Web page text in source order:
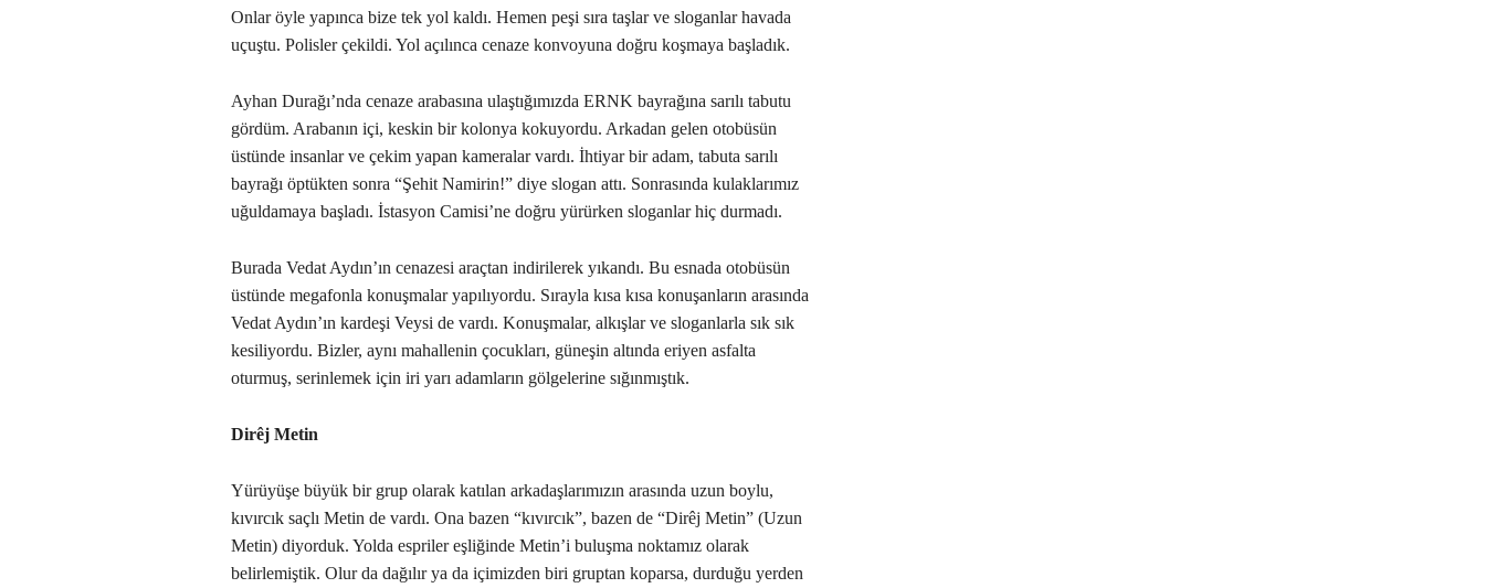
Onlar öyle yapınca bize tek yol kaldı. Hemen peşi sıra taşlar ve sloganlar havada
uçuştu. Polisler çekildi. Yol açılınca cenaze konvoyuna doğru koşmaya başladık.
Ayhan Durağı’nda cenaze arabasına ulaştığımızda ERNK bayrağına sarılı tabutu
gördüm. Arabanın içi, keskin bir kolonya kokuyordu. Arkadan gelen otobüsün
üstünde insanlar ve çekim yapan kameralar vardı. İhtiyar bir adam, tabuta sarılı
bayrağı öptükten sonra “Şehit Namirin!” diye slogan attı. Sonrasında kulaklarımız
uğuldamaya başladı. İstasyon Camisi’ne doğru yürürken sloganlar hiç durmadı.
Burada Vedat Aydın’ın cenazesi araçtan indirilerek yıkandı. Bu esnada otobüsün
üstünde megafonla konuşmalar yapılıyordu. Sırayla kısa kısa konuşanların arasında
Vedat Aydın’ın kardeşi Veysi de vardı. Konuşmalar, alkışlar ve sloganlarla sık sık
kesiliyordu. Bizler, aynı mahallenin çocukları, güneşin altında eriyen asfalta
oturmuş, serinlemek için iri yarı adamların gölgelerine sığınmıştık.
Dirêj Metin
Yürüyüşe büyük bir grup olarak katılan arkadaşlarımızın arasında uzun boylu,
kıvırcık saçlı Metin de vardı. Ona bazen “kıvırcık”, bazen de “Dirêj Metin” (Uzun
Metin) diyorduk. Yolda espriler eşliğinde Metin’i buluşma noktamız olarak
belirlemiştik. Olur da dağılır ya da içimizden biri gruptan koparsa, durduğu yerden